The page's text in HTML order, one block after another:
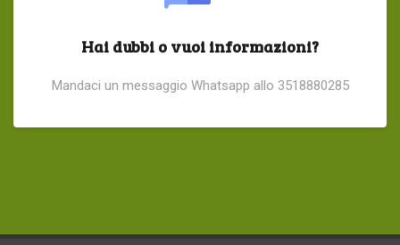
Hai dubbi o vuoi informazioni?
Mandaci un messaggio Whatsapp allo 3518880285